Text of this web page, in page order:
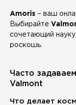
Amoris – ваш
Выбирайте
сочетающий
роскошь.
Часто
Valmont
Что делает